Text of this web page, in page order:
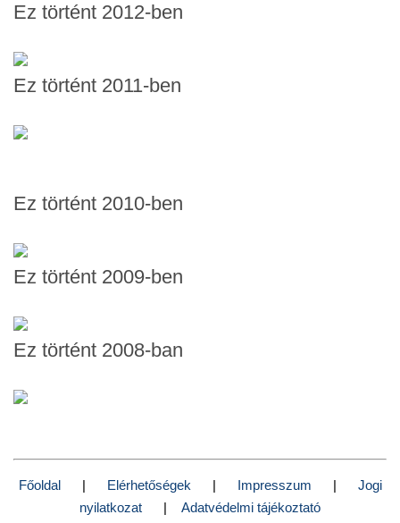
Ez történt 2012-ben
Ez történt 2011-ben
Ez történt 2010-ben
Ez történt 2009-ben
Ez történt 2008-ban
Főoldal | Elérhetőségek | Impresszum | Jogi
nyilatkozat
| Adatvédelmi tájékoztató